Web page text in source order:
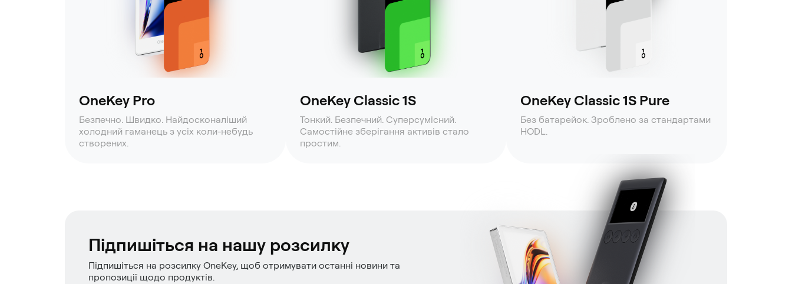
OneKey Pro
Безпечно. Швидко. Найдосконаліший
холодний гаманець з усіх коли-небудь
створених.
OneKey Classic 1S
Тонкий. Безпечний. Суперсумісний.
Самостійне зберігання активів стало
простим.
OneKey Classic 1S Pure
Без батарейок. Зроблено за стандартами
HODL.
Підпишіться на нашу розсилку
Підпишіться на розсилку OneKey, щоб отримувати останні новини та
пропозиції щодо продуктів.